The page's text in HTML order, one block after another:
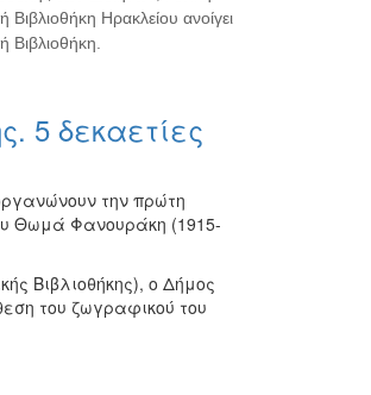
Ηρακλείου ανοίγει
Βιβλιοθήκη.
5 δεκαετίες
την πρώτη
Θωμά Φανουράκη (1915-
Βιβλιοθήκης), ο Δήμος
του ζωγραφικού του